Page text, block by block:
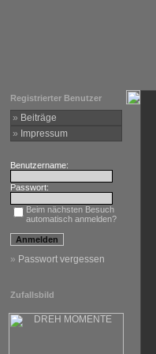
Registrierter Benutzer
» Beiträge
»
Impressum
Benutzername:
Passwort:
Beim nächsten Besuch
automatisch anmelden?
» Passwort vergessen
Zufallsbild